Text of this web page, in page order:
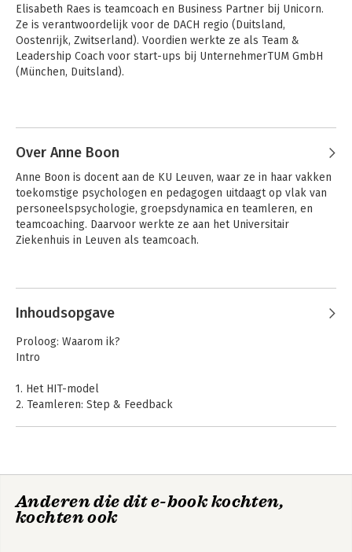
High Impact
Bekijk alle boeken
Elisabeth Raes is teamcoach en Business Partner bij Unicorn.
Ze is verantwoordelijk voor de DACH regio (Duitsland,
Oostenrijk, Zwitserland). Voordien werkte ze als Team &
Leadership Coach voor start-ups bij UnternehmerTUM GmbH
(München, Duitsland).
High Impact
Bekijk alle boeken
Over Anne Boon
Anne Boon is docent aan de KU Leuven, waar ze in haar vakken
toekomstige psychologen en pedagogen uitdaagt op vlak van
personeelspsychologie, groepsdynamica en teamleren, en
teamcoaching. Daarvoor werkte ze aan het Universitair
Ziekenhuis in Leuven als teamcoach.
Andere boeken door Anne Boon
Teaming
Teaming
Inhoudsopgave
Proloog: Waarom ik?
Intro
1. Het HIT-model
2. Teamleren: Step & Feedback
Dankwoord
Anderen die dit e-book kochten,
kochten ook